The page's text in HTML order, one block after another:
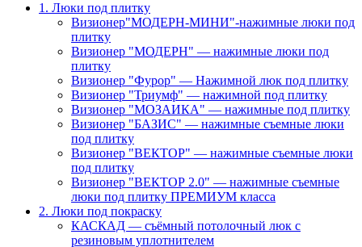
1. Люки под плитку
Визионер"МОДЕРН-МИНИ"-нажимные люки под
плитку
Визионер "МОДЕРН" — нажимные люки под
плитку
Визионер "Фурор" — Нажимной люк под плитку
Визионер "Триумф" — нажимной под плитку
Визионер "МОЗАИКА" — нажимные под плитку
Визионер "БАЗИС" — нажимные съемные люки
под плитку
Визионер "ВЕКТОР" — нажимные съемные люки
под плитку
Визионер "ВЕКТОР 2.0" — нажимные съемные
люки под плитку ПРЕМИУМ класса
2. Люки под покраску
КАСКАД — съёмный потолочный люк с
резиновым уплотнителем